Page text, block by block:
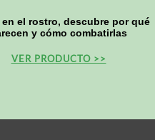
en el rostro, descubre por qué
y cómo combatirlas
VER PRODUCTO >>